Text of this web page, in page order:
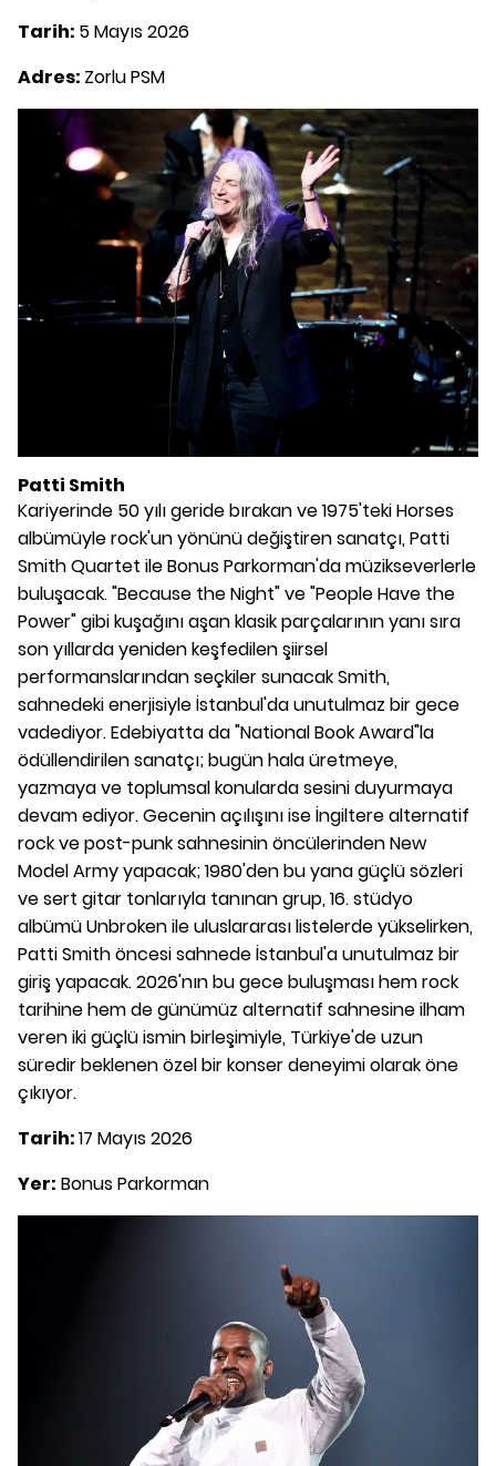
Tarih: 5 Mayıs 2026
Adres: Zorlu PSM
Patti Smith
Kariyerinde 50 yılı geride bırakan ve 1975'teki Horses
albümüyle rock'un yönünü değiştiren sanatçı, Patti
Smith Quartet ile Bonus Parkorman'da müzikseverlerle
buluşacak. "Because the Night" ve "People Have the
Power" gibi kuşağını aşan klasik parçalarının yanı sıra
son yıllarda yeniden keşfedilen şiirsel
performanslarından seçkiler sunacak Smith,
sahnedeki enerjisiyle İstanbul'da unutulmaz bir gece
vadediyor. Edebiyatta da "National Book Award"la
ödüllendirilen sanatçı; bugün hala üretmeye,
yazmaya ve toplumsal konularda sesini duyurmaya
devam ediyor. Gecenin açılışını ise İngiltere alternatif
rock ve post-punk sahnesinin öncülerinden New
Model Army yapacak; 1980'den bu yana güçlü sözleri
ve sert gitar tonlarıyla tanınan grup, 16. stüdyo
albümü Unbroken ile uluslararası listelerde yükselirken,
Patti Smith öncesi sahnede İstanbul'a unutulmaz bir
giriş yapacak. 2026'nın bu gece buluşması hem rock
tarihine hem de günümüz alternatif sahnesine ilham
veren iki güçlü ismin birleşimiyle, Türkiye'de uzun
süredir beklenen özel bir konser deneyimi olarak öne
çıkıyor.
Tarih:17 Mayıs 2026
Yer: Bonus Parkorman